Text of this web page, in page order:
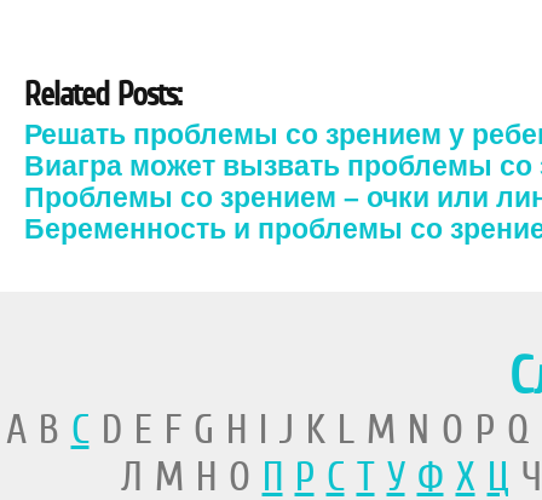
Related Posts:
Решать проблемы со зрением у
Виагра может вызвать проблемы со
Проблемы со зрением – очки или
Беременность и проблемы со
A B CD E F G H I J K L M N O P
Л М Н О П Р С Т У Ф Х Ц